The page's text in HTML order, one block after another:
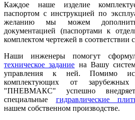
Каждое наше изделие
паспортом с инструкцией по
желанию мы можем
документацией (паспортами к
комплектом чертежей в
Наши инженеры помогут
техническое задание на Вашу
управления к ней. Помимо
комплектующих от
"ПНЕВМАКС" успешно
специальные гидравлические
нашем собственном производстве.